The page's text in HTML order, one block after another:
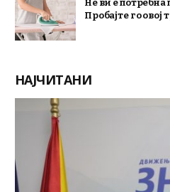
Не ви е
Пробајте го овој
НАЈЧИТАНИ